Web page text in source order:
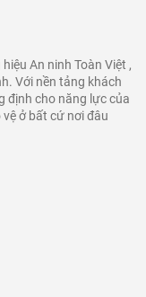
An ninh Toàn Việt ,
Với nền tảng khách
định cho năng lực của
ở bất cứ nơi đâu